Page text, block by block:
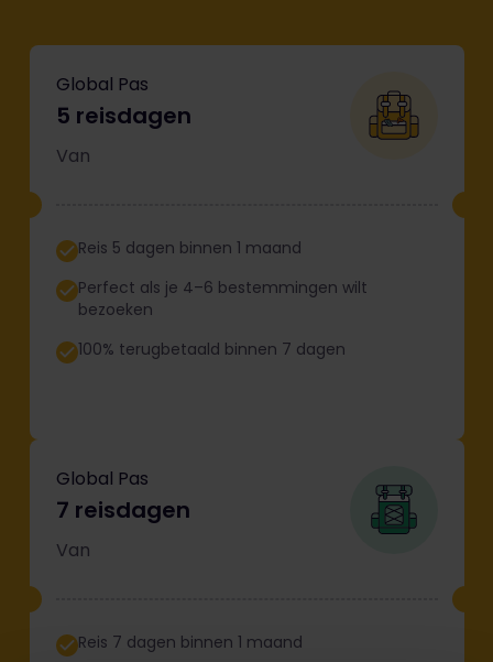
Global Pas
5 reisdagen
Van
Reis 5 dagen binnen 1 maand
Perfect als je 4–6 bestemmingen wilt
bezoeken
100% terugbetaald binnen 7 dagen
Global Pas
7 reisdagen
Van
Reis 7 dagen binnen 1 maand